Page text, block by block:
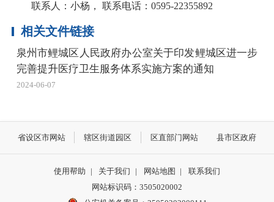
联系人：小杨， 联系电话：0595-22355892
相关文件链接
泉州市鲤城区人民政府办公室关于印发鲤城区进一步
完善提升医疗卫生服务体系实施方案的通知
2024-06-07
省设区市网站 辖区街道园区 区直部门网站 县市区政府
使用帮助 | 关于我们 | 网站地图 |
联系我们
网站标识码：3505020002